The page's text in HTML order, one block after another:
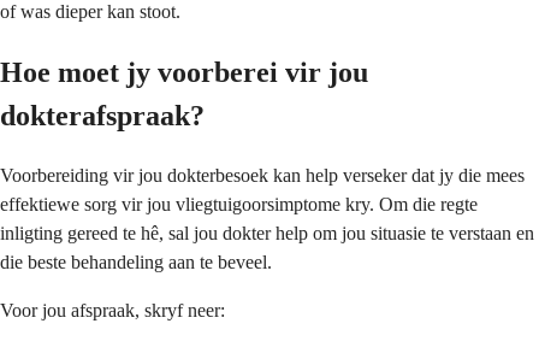
of was dieper kan stoot.
Hoe moet jy voorberei vir jou
dokterafspraak?
Voorbereiding vir jou dokterbesoek kan help verseker dat jy die mees
effektiewe sorg vir jou vliegtuigoorsimptome kry. Om die regte
inligting gereed te hê, sal jou dokter help om jou situasie te verstaan en
die beste behandeling aan te beveel.
Voor jou afspraak, skryf neer: